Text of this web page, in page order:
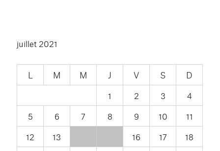
juillet 2021
L M M J V S
D
1
2 3
4
5
6 7 8 9 10
11
12
13 16 17
18